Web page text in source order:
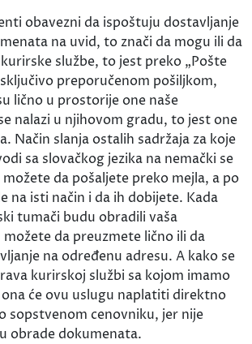
obavezni da ispoštuju dostavljanje
na uvid, to znači da mogu ili da
službe, to jest preko „Pošte
preporučenom pošiljkom,
lično u prostorije one naše
nalazi u njihovom gradu, to jest one
Način slanja ostalih sadržaja za koje
sa slovačkog jezika na nemački se
da pošaljete preko mejla, a po
na isti način i da ih dobijete. Kada
tumači budu obradili vaša
da preuzmete lično ili da
na određenu adresu. A kako se
kurirskoj službi sa kojom imamo
će ovu uslugu naplatiti direktno
sopstvenom cenovniku, jer nije
obrade dokumenata.